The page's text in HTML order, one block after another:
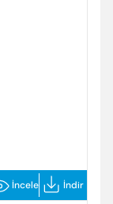
İncele İndir